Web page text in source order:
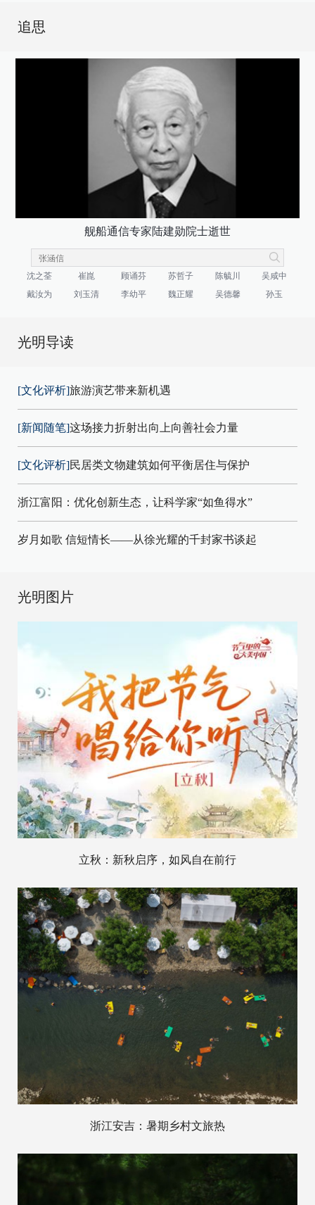
追思
舰船通信专家陆建勋院士逝世
沈之荃 崔崑 顾诵芬 苏哲子 陈毓川
吴咸中
戴汝为
刘玉清 李幼平 魏正耀 吴德馨 孙玉
光明导读
[文化评析]旅游演艺带来新机遇
[新闻随笔]这场接力折射出向上向善社会力量
[文化评析]民居类文物建筑如何平衡居住与保护
浙江富阳：优化创新生态，让科学家“如鱼得水”
岁月如歌 信短情长——从徐光耀的千封家书谈起
光明图片
立秋：新秋启序，如风自在前行
浙江安吉：暑期乡村文旅热